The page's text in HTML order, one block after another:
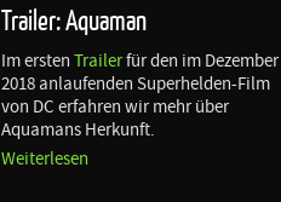
Trailer: Aquaman
Im erstenTrailerfür den im Dezember
2018 anlaufenden Superhelden-Film
von DC erfahren wir mehr über
Aquamans Herkunft.
Weiterlesen